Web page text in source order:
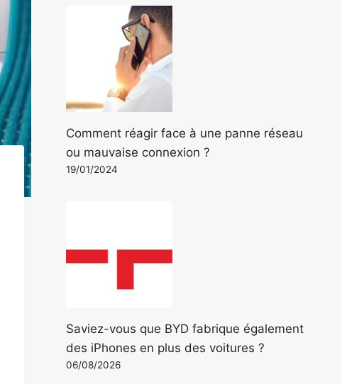
Comment réagir face à une panne réseau
ou mauvaise connexion ?
19/01/2024
Saviez-vous que BYD fabrique également
des iPhones en plus des voitures ?
06/08/2026